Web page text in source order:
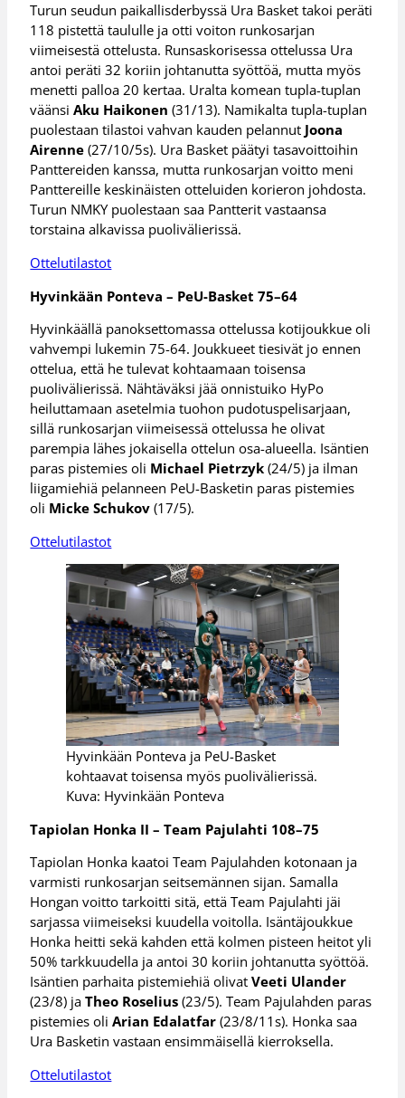
Turun seudun paikallisderbyssä Ura Basket takoi peräti
118 pistettä taululle ja otti voiton runkosarjan
viimeisestä ottelusta. Runsaskorisessa ottelussa Ura
antoi peräti 32 koriin johtanutta syöttöä, mutta myös
menetti palloa 20 kertaa. Uralta komean tupla-tuplan
väänsiAku Haikonen(31/13). Namikalta tupla-tuplan
puolestaan tilastoi vahvan kauden pelannut Joona
Airenne (27/10/5s). Ura Basket päätyi tasavoittoihin
Panttereiden kanssa, mutta runkosarjan voitto meni
Panttereille keskinäisten otteluiden korieron johdosta.
Turun NMKY puolestaan saa Pantterit vastaansa
torstaina alkavissa puolivälierissä.
Ottelutilastot
Hyvinkään Ponteva – PeU-Basket 75–64
Hyvinkäällä panoksettomassa ottelussa kotijoukkue oli
vahvempi lukemin 75-64. Joukkueet tiesivät jo ennen
ottelua, että he tulevat kohtaamaan toisensa
puolivälierissä. Nähtäväksi jää onnistuiko HyPo
heiluttamaan asetelmia tuohon pudotuspelisarjaan,
sillä runkosarjan viimeisessä ottelussa he olivat
parempia lähes jokaisella ottelun osa-alueella. Isäntien
paras pistemies oli Michael Pietrzyk(24/5) ja ilman
liigamiehiä pelanneen PeU-Basketin paras pistemies
oli Micke Schukov (17/5).
Ottelutilastot
Hyvinkään Ponteva ja PeU-Basket
kohtaavat toisensa myös puolivälierissä.
Kuva: Hyvinkään Ponteva
Tapiolan Honka II – Team Pajulahti 108–75
Tapiolan Honka kaatoi Team Pajulahden kotonaan ja
varmisti runkosarjan seitsemännen sijan. Samalla
Hongan voitto tarkoitti sitä, että Team Pajulahti jäi
sarjassa viimeiseksi kuudella voitolla. Isäntäjoukkue
Honka heitti sekä kahden että kolmen pisteen heitot yli
50% tarkkuudella ja antoi 30 koriin johtanutta syöttöä.
Isäntien parhaita pistemiehiä olivatVeeti Ulander
(23/8) jaTheo Roselius (23/5). Team Pajulahden paras
pistemies oliArian Edalatfar (23/8/11s). Honka saa
Ura Basketin vastaan ensimmäisellä kierroksella.
Ottelutilastot